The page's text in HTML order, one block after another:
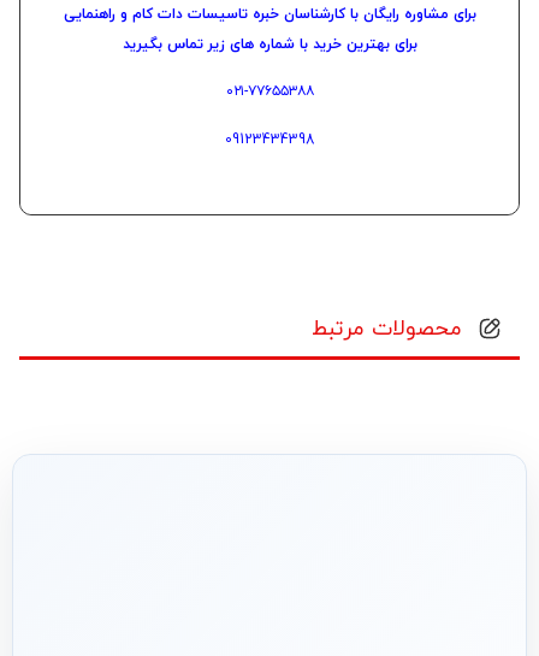
برای مشاوره رایگان با کارشناسان خبرهتاسیسات دات کام و راهنمایی
برای بهترین خرید با شماره های زیر تماس بگیرید
۰۲۱-۷۷۶۵۵۳۸۸
09123434398
محصولات مرتبط